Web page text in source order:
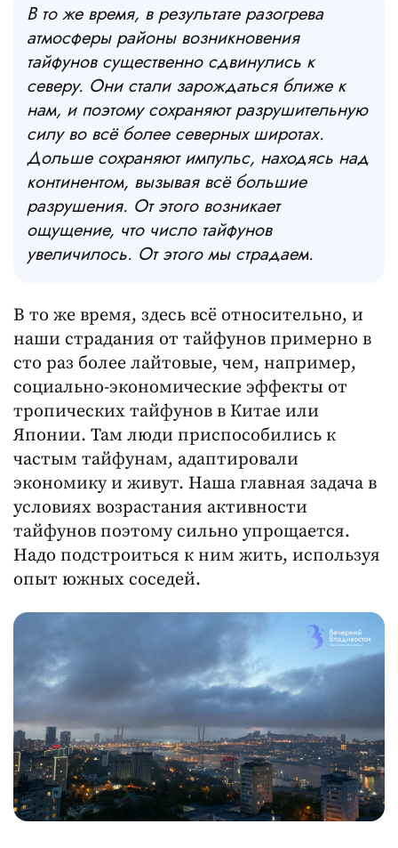
В то же время, в результате разогрева
атмосферы районы возникновения
тайфунов существенно сдвинулись к
северу. Они стали зарождаться ближе к
нам, и поэтому сохраняют разрушительную
силу во всё более северных широтах.
Дольше сохраняют импульс, находясь над
континентом, вызывая всё большие
разрушения. От этого возникает
ощущение, что число тайфунов
увеличилось. От этого мы страдаем.
В то же время, здесь всё относительно, и
наши страдания от тайфунов примерно в
сто раз более лайтовые, чем, например,
социально-экономические эффекты от
тропических тайфунов в Китае или
Японии. Там люди приспособились к
частым тайфунам, адаптировали
экономику и живут. Наша главная задача в
условиях возрастания активности
тайфунов поэтому сильно упрощается.
Надо подстроиться к ним жить, используя
опыт южных соседей.